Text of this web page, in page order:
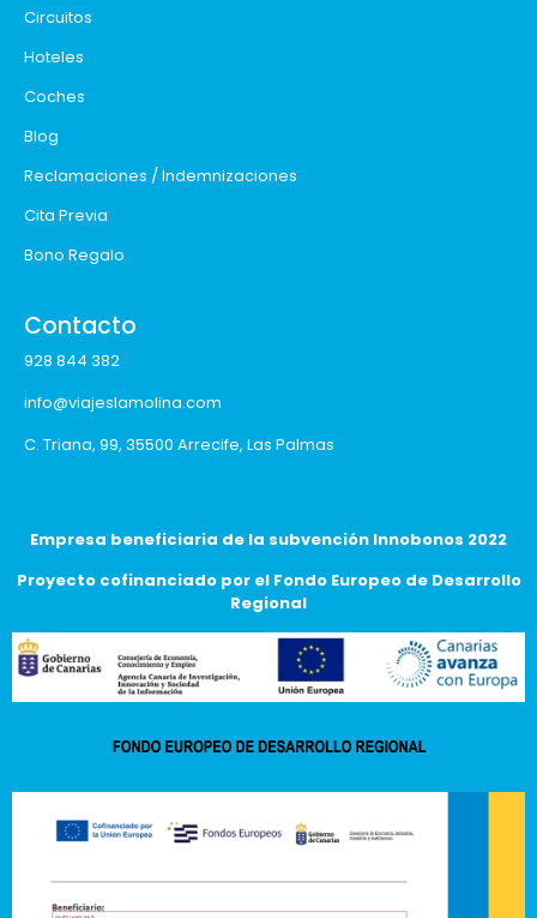
Circuitos
Hoteles
Coches
Blog
Reclamaciones / Indemnizaciones
Cita Previa
Bono Regalo
Contacto
928 844 382
info@viajeslamolina.com
C. Triana, 99, 35500 Arrecife, Las Palmas
Empresa beneficiaria de la subvención Innobonos 2022
Proyecto cofinanciado por el Fondo Europeo de Desarrollo
Regional